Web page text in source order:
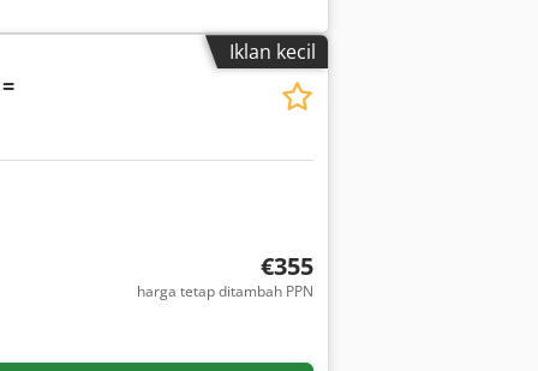
Iklan kecil
€355
harga tetap ditambah PPN